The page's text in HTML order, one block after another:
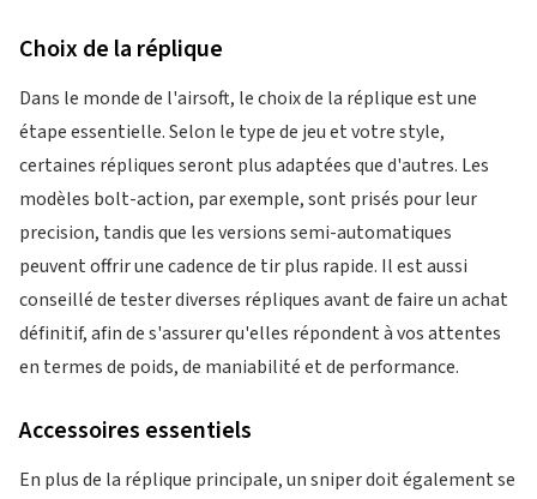
Choix de la réplique
Dans le monde de l'airsoft, le choix de la réplique est une
étape essentielle. Selon le type de jeu et votre style,
certaines répliques seront plus adaptées que d'autres. Les
modèles bolt-action, par exemple, sont prisés pour leur
precision, tandis que les versions semi-automatiques
peuvent offrir une cadence de tir plus rapide. Il est aussi
conseillé de tester diverses répliques avant de faire un achat
définitif, afin de s'assurer qu'elles répondent à vos attentes
en termes de poids, de maniabilité et de performance.
Accessoires essentiels
En plus de la réplique principale, un sniper doit également se